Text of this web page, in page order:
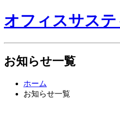
オフィスサス
お知らせ一覧
ホーム
お知らせ一覧